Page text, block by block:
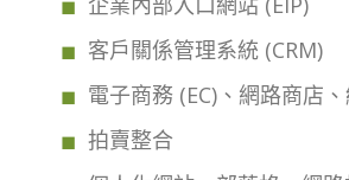
客戶關係管理系統 (CRM)
電子商務 (EC)、網路商店
拍賣整合